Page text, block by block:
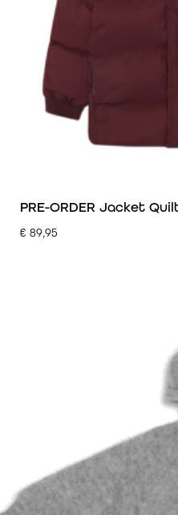
PRE-ORDER Jacket
€ 89,95